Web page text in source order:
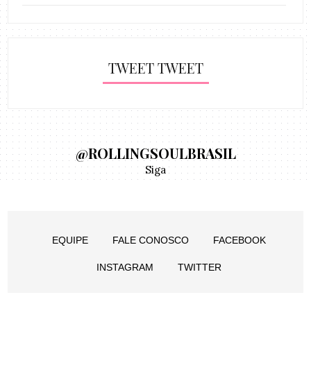
TWEET TWEET
@ROLLINGSOULBRASIL
Siga
EQUIPE FALE CONOSCO FACEBOOK
INSTAGRAM TWITTER